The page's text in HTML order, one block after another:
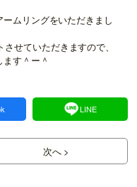
ムリングをいただきまし
せていただきますので、
す＾ー＾
LINE
次へ >